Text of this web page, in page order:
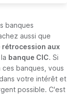
banques
aussi que
rétrocession aux
banque CIC. Si
banques, vous
votre intérêt et
possible. C'est